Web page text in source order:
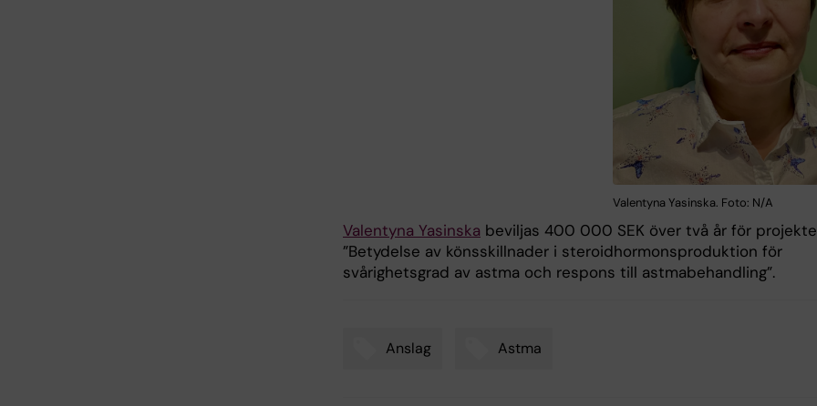
Valentyna Yasinska. Foto: N/A
Valentyna Yasinska beviljas 400 000 SEK över två år för
”Betydelse av könsskillnader i steroidhormonsproduktion för
svårighetsgrad av astma och respons till astmabehandling”.
Anslag Astma